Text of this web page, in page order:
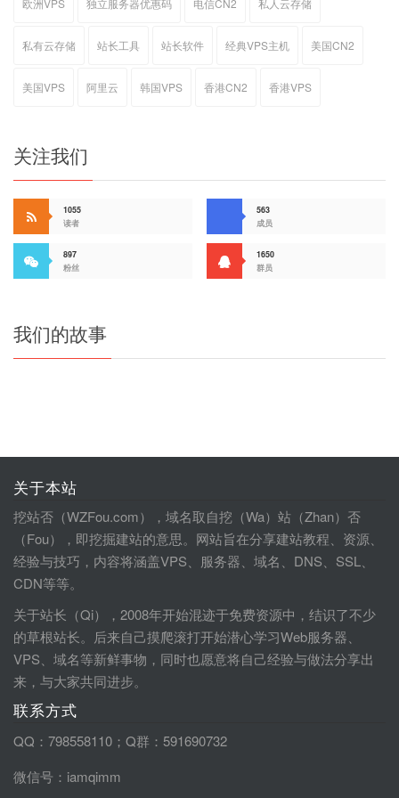
欧洲VPS 独立服务器优惠码 电信CN2 私人云存储
私有云存储 站长工具 站长软件 经典VPS主机 美国CN2
美国VPS 阿里云 韩国VPS 香港CN2 香港VPS
关注我们
1055
读者
563
成员
897
粉丝
1650
群员
我们的故事
关于本站
挖站否（WZFou.com），域名取自挖（Wa）站（Zhan）否
（Fou），即挖掘建站的意思。网站旨在分享建站教程、资源、
经验与技巧，内容将涵盖VPS、服务器、域名、DNS、SSL、
CDN等等。
关于站长（Qi），2008年开始混迹于免费资源中，结识了不少
的草根站长。后来自己摸爬滚打开始潜心学习Web服务器、
VPS、域名等新鲜事物，同时也愿意将自己经验与做法分享出
来，与大家共同进步。
联系方式
QQ：798558110；Q群：591690732
微信号：iamqimm